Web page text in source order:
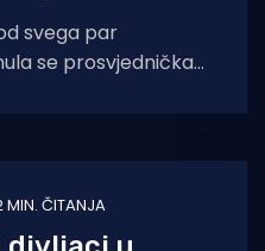
svega par
se prosvjednička
prava koja, kako se
MIN. ČITANJA